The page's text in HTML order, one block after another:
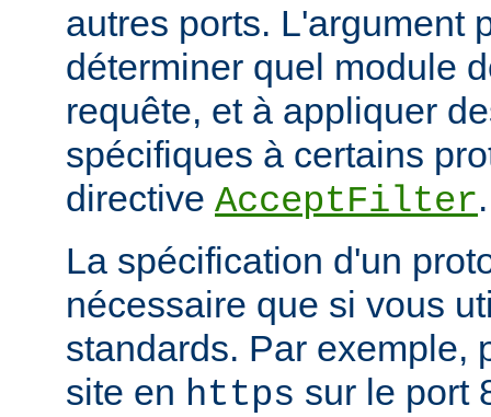
autres ports. L'argument
déterminer quel module
requête, et à appliquer
spécifiques à certains
directive AcceptFilter.
La spécification d'un
nécessaire que si vous
standards. Par exemple,
site en https sur le port